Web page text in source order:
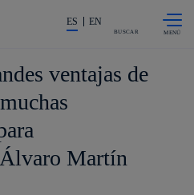
La acción en accionistas e
ES EN
BUSCAR
ventajas de
Martín